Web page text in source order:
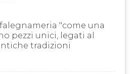
"come una
pezzi unici, legati al
tradizioni